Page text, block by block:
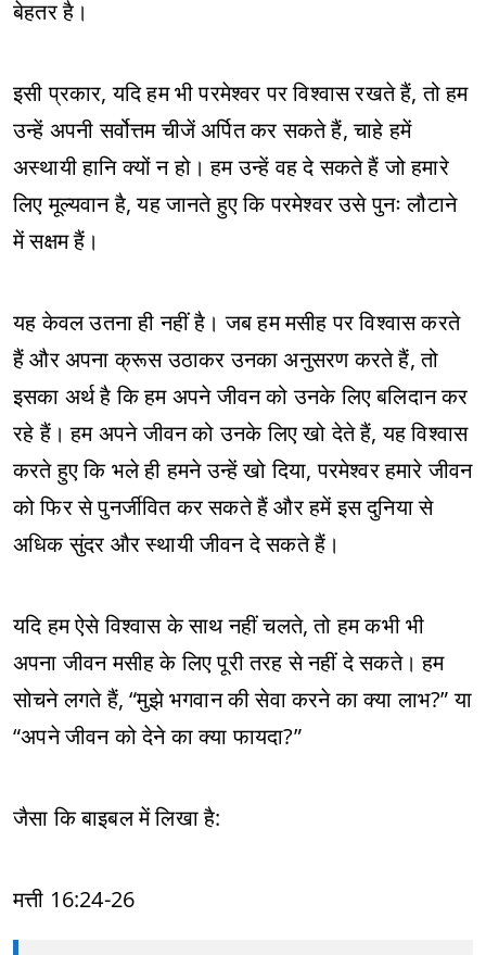
बेहतर है।
इसी प्रकार, यदि हम भी परमेश्वर पर विश्वास रखते हैं, तो हम
उन्हें अपनी सर्वोत्तम चीजें अर्पित कर सकते हैं, चाहे हमें
अस्थायी हानि क्यों न हो। हम उन्हें वह दे सकते हैं जो हमारे
लिए मूल्यवान है, यह जानते हुए कि परमेश्वर उसे पुनः लौटाने
में सक्षम हैं।
यह केवल उतना ही नहीं है। जब हम मसीह पर विश्वास करते
हैं और अपना क्रूस उठाकर उनका अनुसरण करते हैं, तो
इसका अर्थ है कि हम अपने जीवन को उनके लिए बलिदान कर
रहे हैं। हम अपने जीवन को उनके लिए खो देते हैं, यह विश्वास
करते हुए कि भले ही हमने उन्हें खो दिया, परमेश्वर हमारे जीवन
को फिर से पुनर्जीवित कर सकते हैं और हमें इस दुनिया से
अधिक सुंदर और स्थायी जीवन दे सकते हैं।
यदि हम ऐसे विश्वास के साथ नहीं चलते, तो हम कभी भी
अपना जीवन मसीह के लिए पूरी तरह से नहीं दे सकते। हम
सोचने लगते हैं, “मुझे भगवान की सेवा करने का क्या लाभ?” या
“अपने जीवन को देने का क्या फायदा?”
जैसा कि बाइबल में लिखा है:
मत्ती 16:24-26